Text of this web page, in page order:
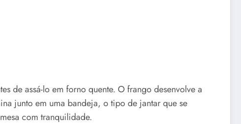
de assá-lo em forno quente. O frango desenvolve a
junto em uma bandeja, o tipo de jantar que se
com tranquilidade.